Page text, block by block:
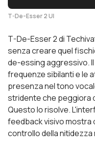
T-De-Esser 2 UI
T-De-Esser 2 di
senza creare quel
de-essing aggressivo.
frequenze sibilanti e le
presenza nel tono
stridente che peggiora
Questo lo risolve.
feedback visivo mostra
controllo della nitidezza